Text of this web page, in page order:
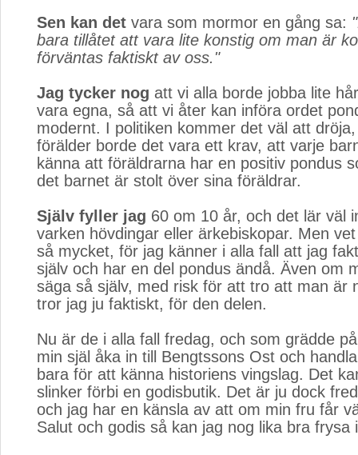
Sen kan det vara som mormor en gång sa:
bara tillåtet att vara lite konstig om man är
förväntas faktiskt av oss."
Jag tycker nog att vi alla borde jobba lite
vara egna, så att vi åter kan införa ordet
modernt. I politiken kommer det väl att
förälder borde det vara ett krav, att varje
känna att föräldrarna har en positiv pondus
det barnet är stolt över sina föräldrar.
Själv fyller jag 60 om 10 år, och det lär väl
varken hövdingar eller ärkebiskopar. Men
så mycket, för jag känner i alla fall att jag
själv och har en del pondus ändå. Även om
säga så själv, med risk för att tro att man är
tror jag ju faktiskt, för den delen.
Nu är de i alla fall fredag, och som grädde
min själ åka in till Bengtssons Ost och
bara för att känna historiens vingslag. Det
slinker förbi en godisbutik. Det är ju dock
och jag har en känsla av att om min fru får
Salut och godis så kan jag nog lika bra frysa